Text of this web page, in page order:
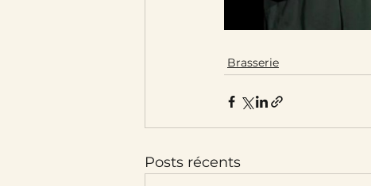
Brasserie
Posts récents